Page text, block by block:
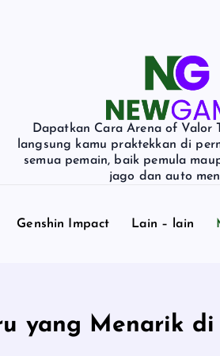
Dapatkan Cara Arena of Valor
langsung kamu praktekkan di
semua pemain, baik pemula
jago dan auto
Genshin Impact Lain – lain
yang Menarik di